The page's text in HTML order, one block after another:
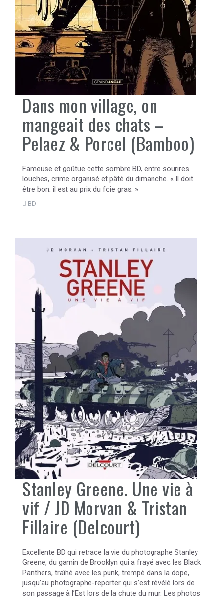
Dans mon village, on
mangeait des chats –
Pelaez & Porcel (Bamboo)
Fameuse et goûtue cette sombre BD, entre sourires
louches, crime organisé et pâté du dimanche. « Il doit
être bon, il est au prix du foie gras. »
BD
Stanley Greene. Une vie à
vif / JD Morvan & Tristan
Fillaire (Delcourt)
Excellente BD qui retrace la vie du photographe Stanley
Greene, du gamin de Brooklyn qui a frayé avec les Black
Panthers, traîné avec les punk, trempé dans la dope,
jusqu’au photographe-reporter qui s’est révélé lors de
son passage à l’Est lors de la chute du mur. Les photos